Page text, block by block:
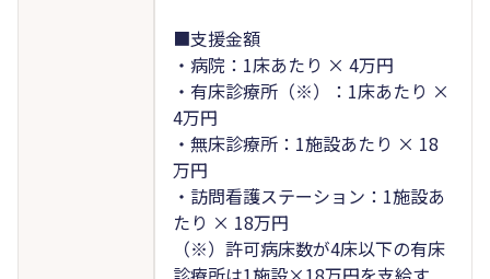
■支援金額
・病院：1床あたり × 4万円
・有床診療所（※）：1床あたり ×
4万円
・無床診療所：1施設あたり × 18
万円
・訪問看護ステーション：1施設あ
たり × 18万円
（※）許可病床数が4床以下の有床